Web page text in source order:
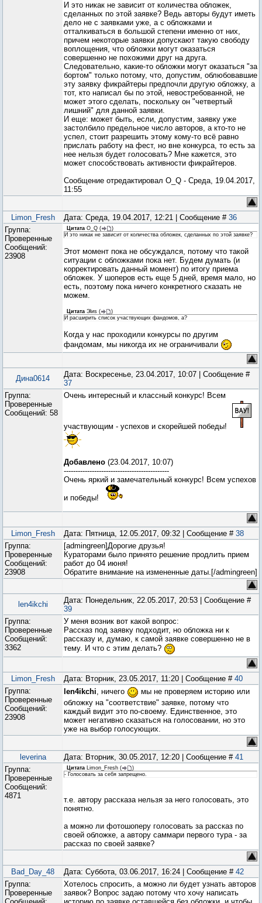
И это никак не зависит от количества обложек,
сделанных по этой заявке? Ведь авторы будут иметь
дело не с заявками уже, а с обложками и
отталкиваться в большой степени именно от них,
причем некоторые заявки допускают такую свободу
воплощения, что обложки могут оказаться
совершенно не похожими друг на друга.
Следовательно, какие-то обложки могут оказаться "за
бортом" только потому, что, допустим, облюбовавшие
эту заявку фикрайтеры предпочли другую обложку, а
тот, кто написал бы по этой, невостребованной, не
может этого сделать, поскольку он "четвертый
лишний" для данной заявки.
И еще: может быть, если, допустим, заявку уже
застолбило предельное число авторов, а кто-то не
успел, стоит разрешить этому кому-то всё равно
прислать работу на фест, но вне конкурса, то есть за
нее нельзя будет голосовать? Мне кажется, это
может способствовать активности фикрайтеров.
Сообщение отредактировал O_Q - Среда, 19.04.2017,
11:55
Limon_Fresh Дата: Среда, 19.04.2017, 12:21 | Сообщение # 36
Группа:
Проверенные
Сообщений:
23908
Цитата O_Q (
)
И это никак не зависит от количества обложек, сделанных по этой заявке?
Этот момент пока не обсуждался, потому что такой
ситуации с обложками пока нет. Будем думать (и
корректировать данный момент) по итогу приема
обложек. У шоперов есть еще 5 дней, время мало, но
есть, поэтому пока ничего конкретного сказать не
можем.
Цитата Эlиs (
)
И расширить список участвующих фандомов, а?
Когда у нас проходили конкурсы по другим
фандомам, мы никогда их не ограничивали
Дина0614
Дата: Воскресенье, 23.04.2017, 10:07 | Сообщение #
37
Группа:
Проверенные
Сообщений: 58
Очень интересный и классный конкурс! Всем
участвующим - успехов и скорейшей победы!
Добавлено (23.04.2017, 10:07)
---------------------------------------------
Очень яркий и замечательный конкурс! Всем успехов
и победы!
Limon_Fresh Дата: Пятница, 12.05.2017, 09:32 | Сообщение # 38
Группа:
Проверенные
Сообщений:
23908
[admingreen]Дорогие друзья!
Кураторами было принято решение продлить прием
работ до 04 июня!
Обратите внимание на измененные даты.[/admingreen]
len4ikchi
Дата: Понедельник, 22.05.2017, 20:53 | Сообщение #
39
Группа:
Проверенные
Сообщений:
3362
У меня возник вот какой вопрос:
Рассказ под заявку подходит, но обложка ни к
рассказу и, думаю, к самой заявке совершенно не в
тему. И что с этим делать?
Limon_Fresh Дата: Вторник, 23.05.2017, 11:20 | Сообщение # 40
Группа:
Проверенные
Сообщений:
23908
len4ikchi, ничего
мы не проверяем историю или
обложку на "соответствие" заявке, потому что
каждый видит это по-своему. Единственное, это
может негативно сказаться на голосовании, но это
уже на выбор голосующих.
leverina Дата: Вторник, 30.05.2017, 12:20 | Сообщение # 41
Группа:
Проверенные
Сообщений:
4871
Цитата Limon_Fresh (
)
- Голосовать за себя запрещено.
т.е. автору рассказа нельзя за него голосовать, это
понятно.
а можно ли фотошоперу голосовать за рассказ по
своей обложке, а автору саммари первого тура - за
рассказ по своей заявке?
Bad_Day_48 Дата: Суббота, 03.06.2017, 16:24 | Сообщение # 42
Группа:
Проверенные
Хотелось спросить, а можно ли будет узнать авторов
заявок? Вопрос задаю потому что хочу написать